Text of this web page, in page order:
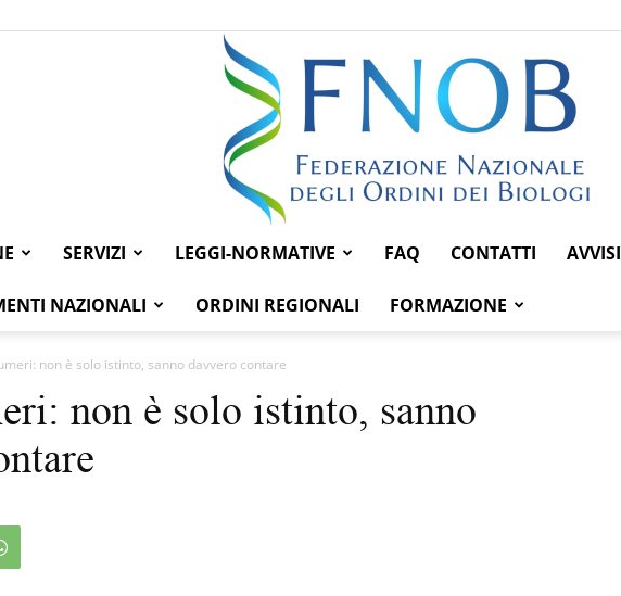
Federazione
SERVIZI LEGGI-NORMATIVE FAQ CONTATTI AVVISI
NAZIONALI ORDINI REGIONALI FORMAZIONE
non è solo istinto, sanno davvero contare
non è solo istinto, sanno